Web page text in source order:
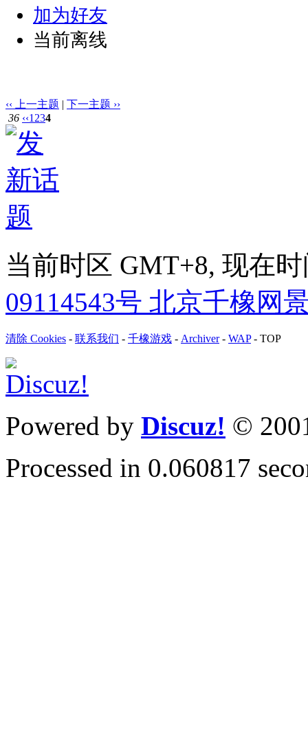
加为好友
当前离线
‹‹ 上一主题 | 下一主题 ››
36 ‹‹1 234
当前时区 GMT+8, 现在
09114543号 北京千橡网
清除 Cookies - 联系我们 - 千橡游戏 - Archiver- WAP- TOP
Powered by Discuz! ©
Processed in 0.060817